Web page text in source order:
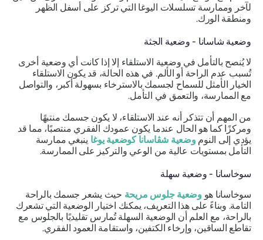
لآخر وممارسة تسلسلات اليوغا التي تركز على أسفل الظهر
ومنطقة الورك.
وضعية شاسانا - وضعية الجثة
لا يُنصح بالتأمل في وضعية الاستلقاء إلا إذا كانت أي وضعية أخرى
تُسبب عدم الراحة أو الألم. في هذه الحالة، قد يكون الاستلقاء
الخيار الأمثل للسماح لجسمك بالاسترخاء بسهولة أكبر، والتواصل
مع الممارسة، والتعمق في التأمل.
من المهم أن تتذكر أنه عند الاستلقاء، لا يكون جسمك منتبهًا
ومركزًا كما هو الحال عندما يكون عمودك الفقري منتصبًا، مما قد
يؤدي إلى النوموضعية شڤاسانا كوضعية يوغاينبغي ممارسة
التأمل بمستويات عالية من الوعي والتركيز على الممارسة.
سوخاسانا - وضعية سهلة
سوخاسانا هووضعية جلوس مريحةحيث يشعر جسمك بالراحة
التامة. وبناءً على هذا التعريف، يمكنك اختيار الوضعية التي تشعرك
بالراحة، مع العلم أن الوضعية السهلة تُمارس تقليديًا بالجلوس مع
تقاطع الساقين، وإرخاء الكتفين، واستقامة العمود الفقري.